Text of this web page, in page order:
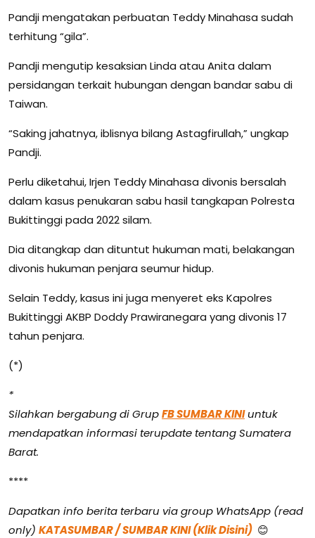
Pandji mengatakan perbuatan Teddy Minahasa sudah
terhitung “gila”.
Pandji mengutip kesaksian Linda atau Anita dalam
persidangan terkait hubungan dengan bandar sabu di
Taiwan.
“Saking jahatnya, iblisnya bilang Astagfirullah,” ungkap
Pandji.
Perlu diketahui, Irjen Teddy Minahasa divonis bersalah
dalam kasus penukaran sabu hasil tangkapan Polresta
Bukittinggi pada 2022 silam.
Dia ditangkap dan dituntut hukuman mati, belakangan
divonis hukuman penjara seumur hidup.
Selain Teddy, kasus ini juga menyeret eks Kapolres
Bukittinggi AKBP Doddy Prawiranegara yang divonis 17
tahun penjara.
(*)
*
Silahkan bergabung di GrupFB SUMBAR KINIuntuk
mendapatkan informasi terupdate tentang Sumatera
Barat.
****
Dapatkan info berita terbaru via group WhatsApp (read
only) KATASUMBAR / SUMBAR KINI (Klik Disini) 😊